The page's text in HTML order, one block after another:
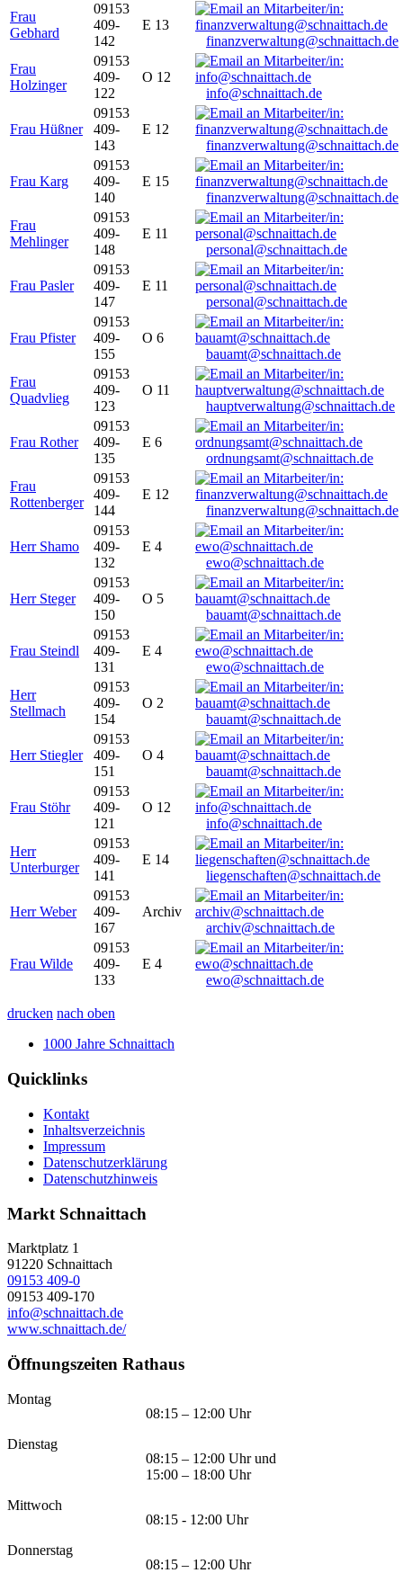
Frau
Gebhard
09153
409-
142
E 13
finanzverwaltung@schnaittach.de
Frau
Holzinger
09153
409-
122
O 12
info@schnaittach.de
Frau Hüßner
09153
409-
143
E 12
finanzverwaltung@schnaittach.de
Frau Karg
09153
409-
140
E 15
finanzverwaltung@schnaittach.de
Frau
Mehlinger
09153
409-
148
E 11
personal@schnaittach.de
Frau Pasler
09153
409-
147
E 11
personal@schnaittach.de
Frau Pfister
09153
409-
155
O 6
bauamt@schnaittach.de
Frau
Quadvlieg
09153
409-
123
O 11
hauptverwaltung@schnaittach.de
Frau Rother
09153
409-
135
E 6
ordnungsamt@schnaittach.de
Frau
Rottenberger
09153
409-
144
E 12
finanzverwaltung@schnaittach.de
Herr Shamo
09153
409-
132
E 4
ewo@schnaittach.de
Herr Steger
09153
409-
150
O 5
bauamt@schnaittach.de
Frau Steindl
09153
409-
131
E 4
ewo@schnaittach.de
Herr
Stellmach
09153
409-
154
O 2
bauamt@schnaittach.de
Herr Stiegler
09153
409-
151
O 4
bauamt@schnaittach.de
Frau Stöhr
09153
409-
121
O 12
info@schnaittach.de
Herr
Unterburger
09153
409-
141
E 14
liegenschaften@schnaittach.de
Herr Weber
09153
409-
167
Archiv
archiv@schnaittach.de
Frau Wilde
09153
409-
133
E 4
ewo@schnaittach.de
drucken nach oben
1000 Jahre Schnaittach
Quicklinks
Kontakt
Inhaltsverzeichnis
Impressum
Datenschutzerklärung
Datenschutzhinweis
Markt Schnaittach
Marktplatz 1
91220 Schnaittach
09153 409-0
09153 409-170
info@schnaittach.de
www.schnaittach.de/
Öffnungszeiten Rathaus
Montag
08:15 – 12:00 Uhr
Dienstag
08:15 – 12:00 Uhr und
15:00 – 18:00 Uhr
Mittwoch
08:15 - 12:00 Uhr
Donnerstag
08:15 – 12:00 Uhr